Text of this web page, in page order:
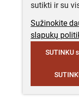
sutikti ir su
Sužinokite
slapukų
SUTINKU